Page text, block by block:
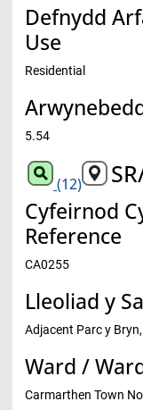
Defnydd
Use
Residential
5.54
(12)
Cyfeirnod
Reference
CA0255
Lleoliad y
Adjacent Parc y
Ward /
Carmarthen Town